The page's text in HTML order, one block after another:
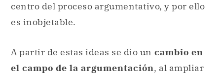
centro del proceso argumentativo, y por ello
es inobjetable.
A partir de estas ideas se dio un cambio en
el campo de la argumentación, al ampliar